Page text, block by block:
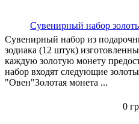
Cувенирный набор
Сувенирный набор из
зодиака (12 штук)
каждую золотую монету
набор входят следующие
"Овен"Золотая монета ...
0